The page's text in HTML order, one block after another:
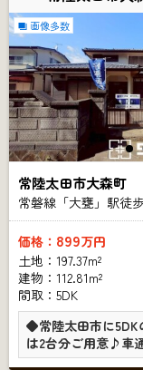
画像多数
常陸太田市大森町
常磐線「大甕」駅徒
価格： 899万円
土地：197.37m²
建物：112.81m²
間取：5DK
◆常陸太田市に5DK
は2台分ご用意♪車